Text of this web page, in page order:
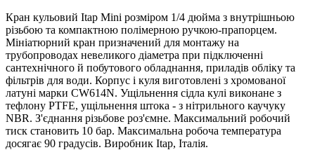
Кран кульовий Itap Mini розміром 1/4 дюйма з внутрішньою
різьбою та компактною полімерною ручкою-прапорцем.
Мініатюрний кран призначений для монтажу на
трубопроводах невеликого діаметра при підключенні
сантехнічного й побутового обладнання, приладів обліку та
фільтрів для води. Корпус і куля виготовлені з хромованої
латуні марки CW614N. Ущільнення сідла кулі виконане з
тефлону PTFE, ущільнення штока - з нітрильного каучуку
NBR. З'єднання різьбове роз'ємне. Максимальний робочий
тиск становить 10 бар. Максимальна робоча температура
досягає 90 градусів. Виробник Itap, Італія.